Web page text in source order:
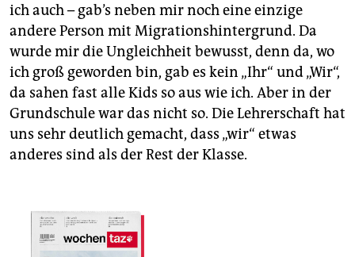
ich auch – gab’s neben mir noch eine einzige
andere Person mit Migrationshintergrund. Da
wurde mir die Ungleichheit bewusst, denn da, wo
ich groß geworden bin, gab es kein „Ihr“ und „Wir“,
da sahen fast alle Kids so aus wie ich. Aber in der
Grundschule war das nicht so. Die Lehrerschaft hat
uns sehr deutlich gemacht, dass „wir“ etwas
anderes sind als der Rest der Klasse.